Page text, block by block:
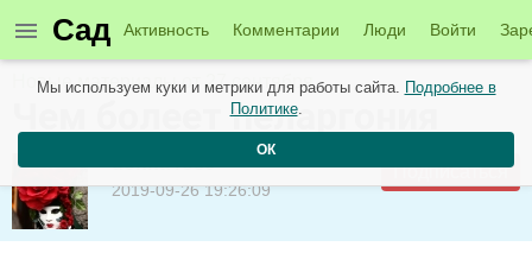
Сад Активность Комментарии Люди Войти
Новые материалы от 27 сентября
Чем болеет пеларгония
donna rose
2019-09-26 19:26:09
Подписаться
Мы используем куки и метрики для работы сайта. Подробнее в
Политике.
ОК